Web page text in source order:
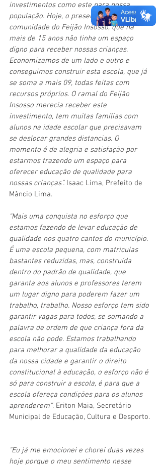
investimentos como este para nossa
população. Hoje, o presente é para a
comunidade do Feijão Insosso, que há
mais de 15 anos não tinha um espaço
digno para receber nossas crianças.
Economizamos de um lado e outro e
conseguimos construir esta escola, que já
se soma a mais 09, todas feitas com
recursos próprios. O ramal do Feijão
Insosso merecia receber este
investimento, tem muitas famílias com
alunos na idade escolar que precisavam
se deslocar grandes distancias. O
momento é de alegria e satisfação por
estarmos trazendo um espaço para
oferecer educação de qualidade para
nossas crianças”. Isaac Lima, Prefeito de
Mâncio Lima.
“Mais uma conquista no esforço que
estamos fazendo de levar educação de
qualidade nos quatro cantos do município.
É uma escola pequena, com matriculas
bastantes reduzidas, mas, construída
dentro do padrão de qualidade, que
garanta aos alunos e professores terem
um lugar digno para poderem fazer um
trabalho, trabalho. Nosso esforço tem sido
garantir vagas para todos, se somando a
palavra de ordem de que criança fora da
escola não pode. Estamos trabalhando
para melhorar a qualidade da educação
da nossa cidade e garantir o direito
constitucional à educação, o esforço não é
só para construir a escola, é para que a
escola ofereça condições para os alunos
aprenderem”. Eriton Maia, Secretário
Municipal de Educação, Cultura e Desporto.
“Eu já me emocionei e chorei duas vezes
hoje porque o meu sentimento nesse